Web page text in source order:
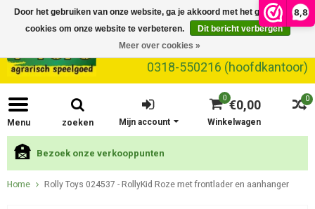
8,8
0318-550216 (hoofdkantoor)
Menu zoeken
0
0 €0,00
Winkelwagen
Mijn account
Bezoek onze verkooppunten
Home Rolly Toys 024537 - RollyKid Roze met frontlader en aanhanger
Door het gebruiken van onze website, ga je akkoord met het gebruik van
cookies om onze website te verbeteren.
Dit bericht verbergen
Meer over cookies »